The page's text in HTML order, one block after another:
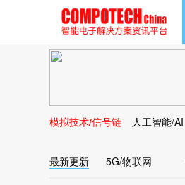
模拟技术/信号链 人工智能/AI
最新更新 5G/物联网